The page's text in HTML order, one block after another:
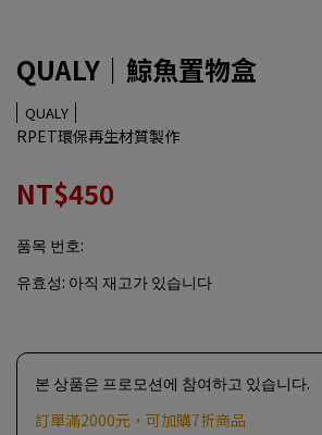
QUALY｜鯨魚置物盒
QUALY
RPET環保再生材質製作
NT$450
품목 번호:
유효성: 아직 재고가 있습니다
본 상품은 프로모션에 참여하고 있습니다.
訂單滿2000元，可加購7折商品